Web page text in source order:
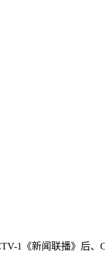
1《新闻联播》后、